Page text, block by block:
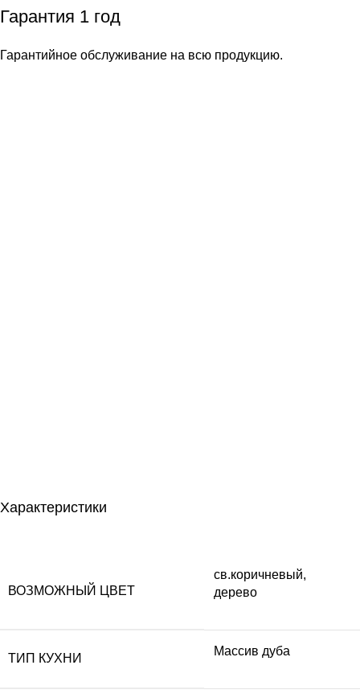
Гарантия 1 год
Гарантийное обслуживание на всю продукцию.
Характеристики
ВОЗМОЖНЫЙ ЦВЕТ
св.коричневый,
дерево
ТИП КУХНИ
Массив дуба